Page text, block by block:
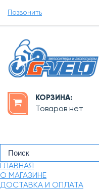
Позвонить
КОРЗИНА:
Товаров нет
ГЛАВНАЯ
О МАГАЗИНЕ
ДОСТАВКА И ОПЛАТА